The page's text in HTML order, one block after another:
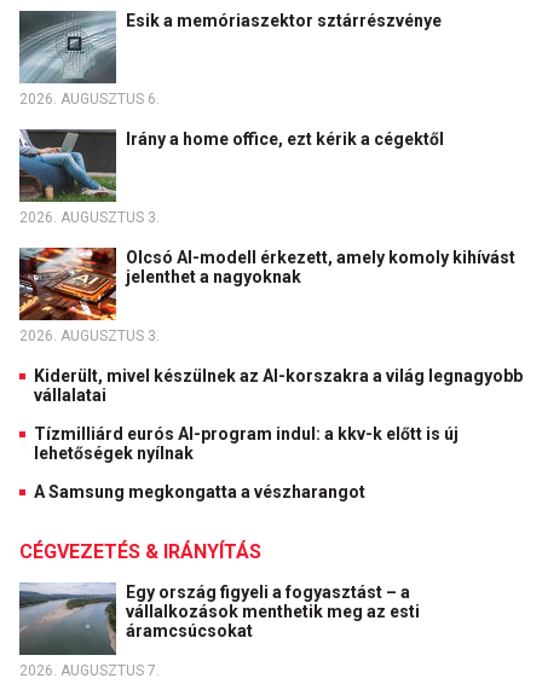
Esik a memóriaszektor sztárrészvénye
2026. AUGUSZTUS 6.
Irány a home office, ezt kérik a cégektől
2026. AUGUSZTUS 3.
Olcsó AI-modell érkezett, amely komoly kihívást
jelenthet a nagyoknak
2026. AUGUSZTUS 3.
Kiderült, mivel készülnek az AI-korszakra a világ legnagyobb
vállalatai
Tízmilliárd eurós AI-program indul: a kkv-k előtt is új
lehetőségek nyílnak
A Samsung megkongatta a vészharangot
CÉGVEZETÉS & IRÁNYÍTÁS
Egy ország figyeli a fogyasztást – a
vállalkozások menthetik meg az esti
áramcsúcsokat
2026. AUGUSZTUS 7.